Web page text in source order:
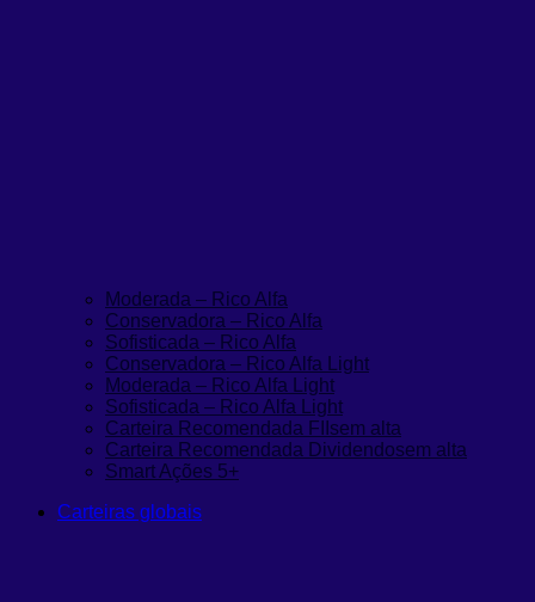
Moderada – Rico Alfa
Conservadora – Rico Alfa
Sofisticada – Rico Alfa
Conservadora – Rico Alfa Light
Moderada – Rico Alfa Light
Sofisticada – Rico Alfa Light
Carteira Recomendada FIIsem alta
Carteira Recomendada Dividendosem alta
Smart Ações 5+
Carteiras globais